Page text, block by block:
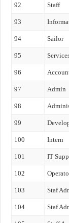
92 Staff
93
94 Sailor
95
96
97 Admin
98
99
100 Intern
101 IT
102
103 Staf
104 Staf